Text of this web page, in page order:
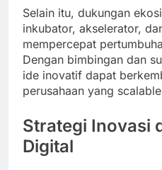
Selain itu, dukungan
inkubator, akselerator,
mempercepat
Dengan bimbingan dan
ide inovatif dapat
perusahaan yang
Strategi Inovasi
Digital